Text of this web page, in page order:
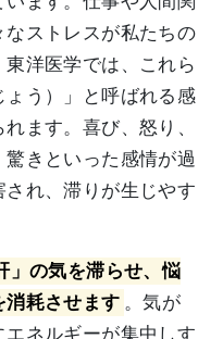
ストレスが私たちの
洋医学では、これら
う）」と呼ばれる感
ます。喜び、怒り、
きといった感情が過
れ、滞りが生じやす
」の気を滞らせ、悩
消耗させます 。気が
ネルギーが集中しす